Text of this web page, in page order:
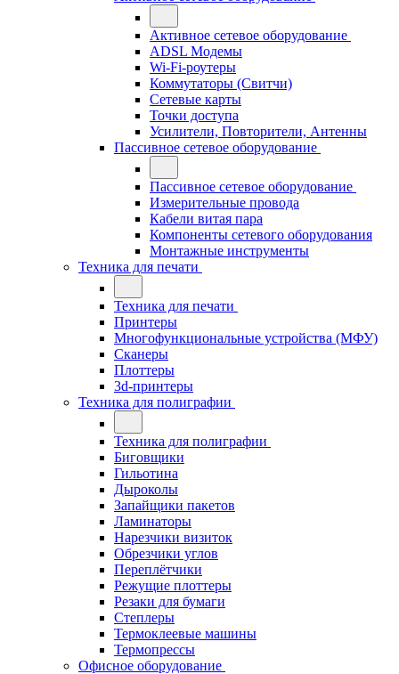
Активное сетевое оборудование
ADSL Модемы
Wi-Fi-роутеры
Коммутаторы (Свитчи)
Сетевые карты
Точки доступа
Усилители, Повторители, Антенны
Пассивное сетевое оборудование
Пассивное сетевое оборудование
Измерительные провода
Кабели витая пара
Компоненты сетевого оборудования
Монтажные инструменты
Техника для печати
Техника для печати
Принтеры
Многофункциональные устройства (МФУ)
Сканеры
Плоттеры
3d-принтеры
Техника для полиграфии
Техника для полиграфии
Биговщики
Гильотина
Дыроколы
Запайщики пакетов
Ламинаторы
Нарезчики визиток
Обрезчики углов
Переплётчики
Режущие плоттеры
Резаки для бумаги
Степлеры
Термоклеевые машины
Термопрессы
Офисное оборудование